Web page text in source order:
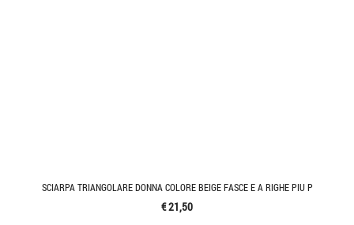
SCIARPA TRIANGOLARE DONNA COLORE BEIGE FASCE E A RIGHE PIU P
€ 21,50